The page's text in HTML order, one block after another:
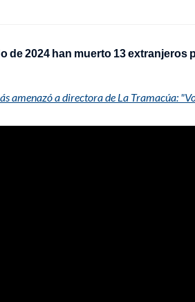
de 2024 han muerto 13
amenazó a directora de La Tramacúa: